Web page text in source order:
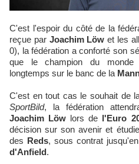
C'est l'espoir du côté de la fédération allemande. Après la gifle
reçue par Joachim Löw et les
0), la fédération a conforté son
que le champion du monde
longtemps sur le banc de la
C'est en tout cas le souhait de
SportBild, la fédération
Joachim Löw lors de l'Euro
décision sur son avenir et
des Reds, sous contrat
d'Anfield.